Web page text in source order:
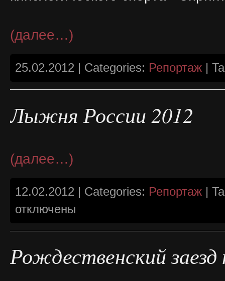
(далее…)
25.02.2012 | Categories: Репортаж |
Лыжня России 2012
(далее…)
12.02.2012 | Categories: Репортаж |
отключены
Рождественский